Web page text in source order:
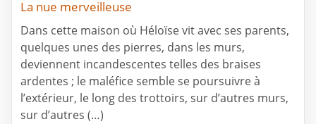
La nue merveilleuse
Dans cette maison où Héloïse vit avec ses parents,
quelques unes des pierres, dans les murs,
deviennent incandescentes telles des braises
ardentes ; le maléfice semble se poursuivre à
l’extérieur, le long des trottoirs, sur d’autres murs,
sur d’autres (…)